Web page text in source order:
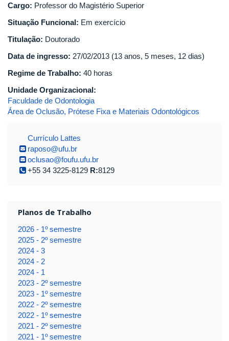
Cargo: Professor do Magistério Superior
Situação Funcional: Em exercício
Titulação: Doutorado
Data de ingresso: 27/02/2013 (13 anos, 5 meses, 12 dias)
Regime de Trabalho: 40 horas
Unidade Organizacional:
Faculdade de Odontologia
Área de Oclusão, Prótese Fixa e Materiais Odontológicos
Currículo Lattes
raposo@ufu.br
oclusao@foufu.ufu.br
+55 34 3225-8129 R:8129
Planos de Trabalho
2026 - 1º semestre
2025 - 2º semestre
2024 - 3
2024 - 2
2024 - 1
2023 - 2º semestre
2023 - 1º semestre
2022 - 2º semestre
2022 - 1º semestre
2021 - 2º semestre
2021 - 1º semestre